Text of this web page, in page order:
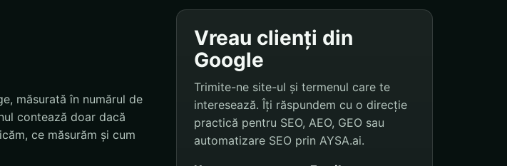
măsurată în numărul de
contează doar dacă
ce măsurăm și cum
Vreau clienți din
Google
Trimite-ne site-ul și termenul care te
interesează. Îți răspundem cu o direcție
practică pentru SEO, AEO, GEO sau
automatizare SEO prin AYSA.ai.